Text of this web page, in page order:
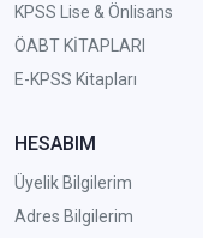
KPSS Lise & Önlisans
ÖABT KİTAPLARI
E-KPSS Kitapları
HESABIM
Üyelik Bilgilerim
Adres Bilgilerim